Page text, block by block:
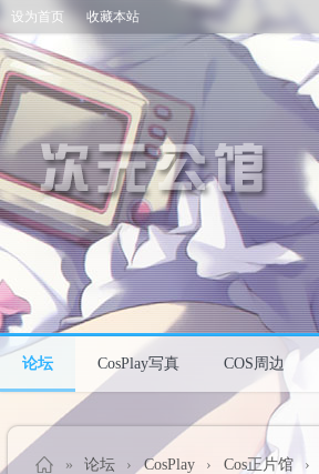
设为首页 收藏本站
论坛 CosPlay写真 COS周边
» 论坛 › CosPlay › Cos正片馆 ›